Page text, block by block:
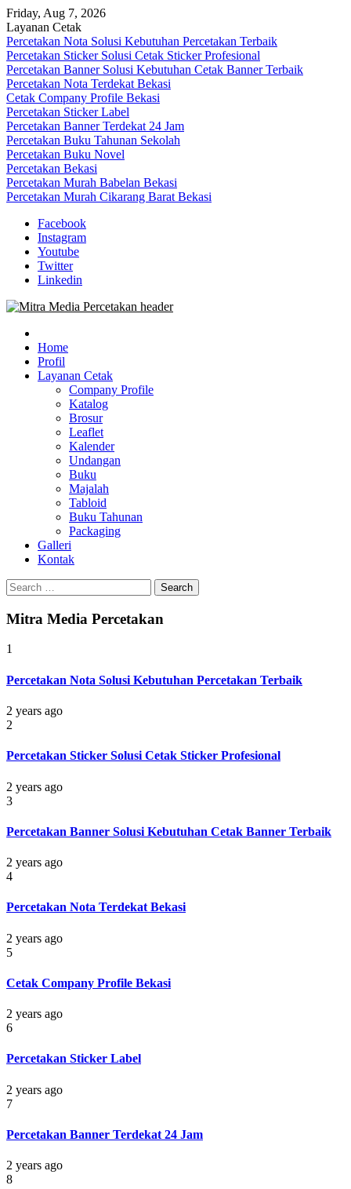
Skip
to
content
Friday, Aug 7, 2026
Layanan Cetak
Percetakan Nota Solusi Kebutuhan Percetakan Terbaik
Percetakan Sticker Solusi Cetak Sticker Profesional
Percetakan Banner Solusi Kebutuhan Cetak Banner Terbaik
Percetakan Nota Terdekat Bekasi
Cetak Company Profile Bekasi
Percetakan Sticker Label
Percetakan Banner Terdekat 24 Jam
Percetakan Buku Tahunan Sekolah
Percetakan Buku Novel
Percetakan Bekasi
Percetakan Murah Babelan Bekasi
Percetakan Murah Cikarang Barat Bekasi
Facebook
Instagram
Youtube
Twitter
Linkedin
Mitra Media Percetakan Bekasi
0813-1670-6191
0813-1670-6191 (Call/WA) Perusahaan Tempat Alamat Jasa Pusat
Percetakan Bekasi Barat Timur Utara Selatan Murah 24 Jam
Home
Profil
Layanan Cetak
Company Profile
Katalog
Brosur
Leaflet
Kalender
Undangan
Buku
Majalah
Tabloid
Buku Tahunan
Packaging
Galleri
Kontak
Search
for:
Mitra Media Percetakan
1
Percetakan Nota Solusi Kebutuhan Percetakan Terbaik
2 years ago
2
Percetakan Sticker Solusi Cetak Sticker Profesional
2 years ago
3
Percetakan Banner Solusi Kebutuhan Cetak Banner Terbaik
2 years ago
4
Percetakan Nota Terdekat Bekasi
2 years ago
5
Cetak Company Profile Bekasi
2 years ago
6
Percetakan Sticker Label
2 years ago
7
Percetakan Banner Terdekat 24 Jam
2 years ago
8